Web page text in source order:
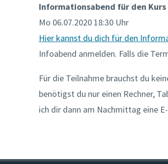
Informationsabend für den
Mo 06.07.2020 18:30 Uhr
Hier kannst du dich für den
Infoabend anmelden. Falls die
Für die Teilnahme brauchst du
benötigst du nur einen Rechner,
ich dir dann am Nachmittag eine